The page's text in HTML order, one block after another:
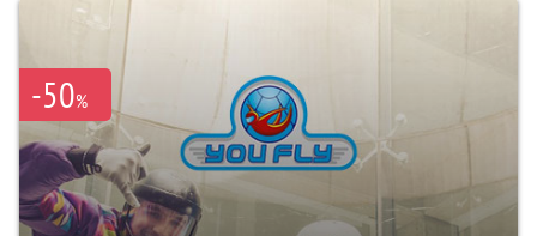
-50%